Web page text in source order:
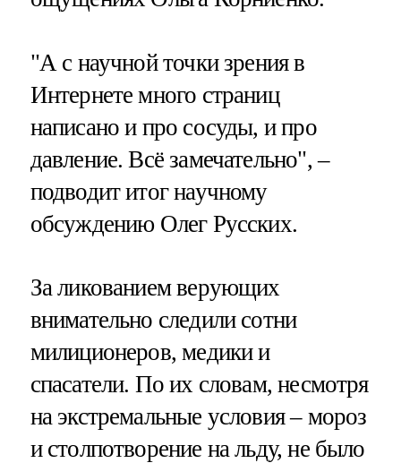
"А с научной точки зрения в
Интернете много страниц
написано и про сосуды, и про
давление. Всё замечательно", –
подводит итог научному
обсуждению Олег Русских.
За ликованием верующих
внимательно следили сотни
милиционеров, медики и
спасатели. По их словам, несмотря
на экстремальные условия – мороз
и столпотворение на льду, не было